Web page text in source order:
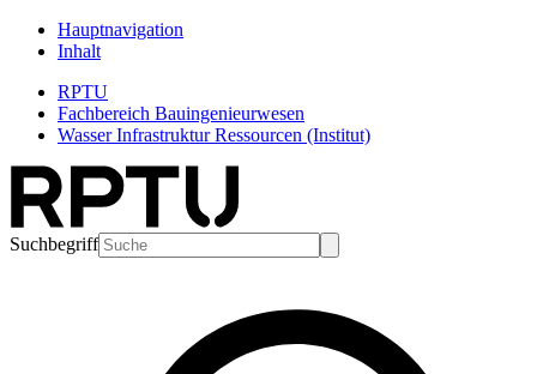
Hauptnavigation
Inhalt
RPTU
Fachbereich Bauingenieurwesen
Wasser Infrastruktur Ressourcen (Institut)
Suchbegriff